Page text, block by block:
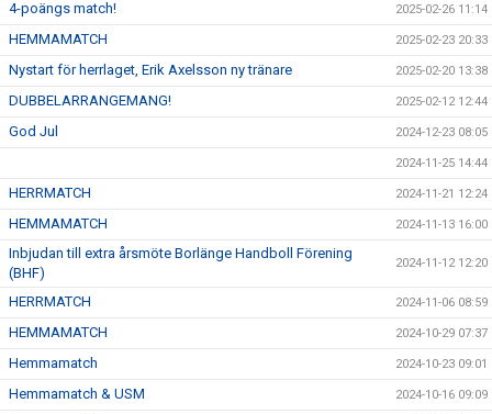
4-poängs match! 2025-02-26 11:14
HEMMAMATCH 2025-02-23 20:33
Nystart för herrlaget, Erik Axelsson ny tränare 2025-02-20 13:38
DUBBELARRANGEMANG! 2025-02-12 12:44
God Jul 2024-12-23 08:05
2024-11-25 14:44
HERRMATCH 2024-11-21 12:24
HEMMAMATCH 2024-11-13 16:00
Inbjudan till extra årsmöte Borlänge Handboll Förening
(BHF)
2024-11-12 12:20
HERRMATCH 2024-11-06 08:59
HEMMAMATCH 2024-10-29 07:37
Hemmamatch 2024-10-23 09:01
Hemmamatch & USM 2024-10-16 09:09